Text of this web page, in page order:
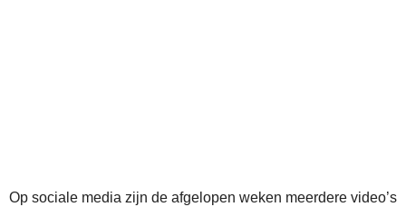
Op sociale media zijn de afgelopen weken meerdere video’s